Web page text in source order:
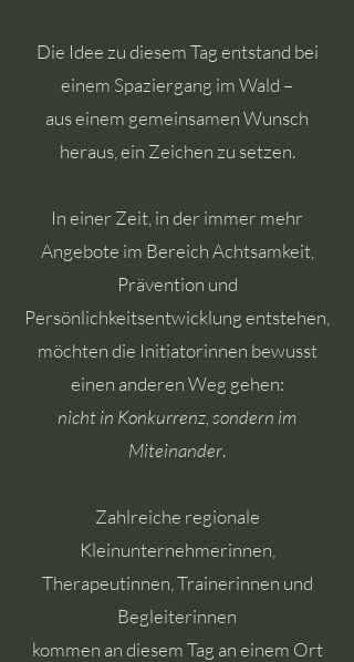
Die Idee zu diesem Tag entstand bei
einem Spaziergang im Wald –
aus einem gemeinsamen Wunsch
heraus, ein Zeichen zu setzen.
In einer Zeit, in der immer mehr
Angebote im Bereich Achtsamkeit,
Prävention und
Persönlichkeitsentwicklung entstehen,
möchten die Initiatorinnen bewusst
einen anderen Weg gehen:
nicht in Konkurrenz, sondern im
Miteinander.
Zahlreiche regionale
Kleinunternehmerinnen,
Therapeutinnen, Trainerinnen und
Begleiterinnen
kommen an diesem Tag an einem Ort